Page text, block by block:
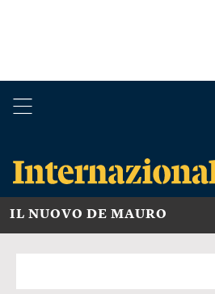
IL NUOVO DE MAURO